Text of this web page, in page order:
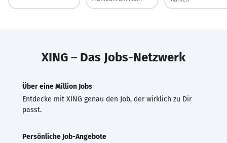
XING – Das Jobs-Netzwerk
Über eine Million Jobs
Entdecke mit XING genau den Job, der wirklich zu Dir
passt.
Persönliche Job-Angebote